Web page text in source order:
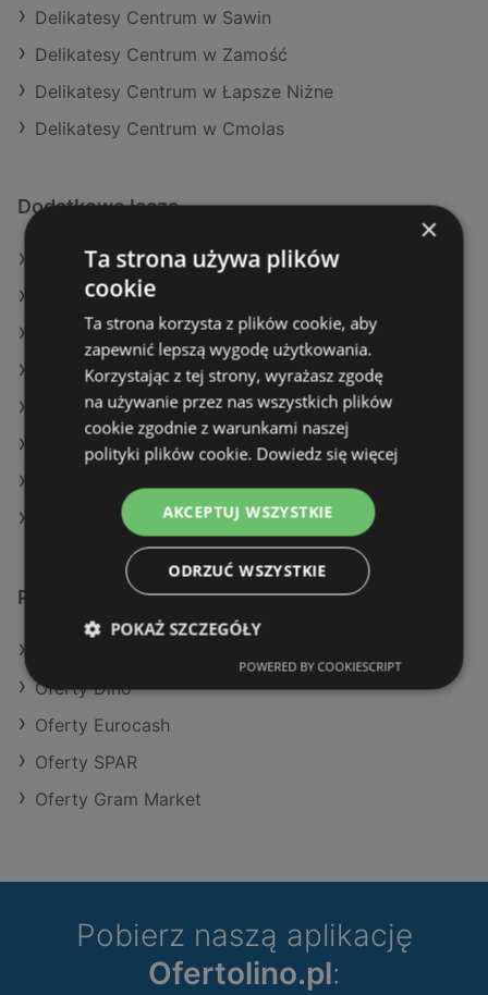
Delikatesy Centrum w Sawin
Delikatesy Centrum w Zamość
Delikatesy Centrum w Łapsze Niżne
Delikatesy Centrum w Cmolas
Dodatkowe łącza
Oferty Delikatesy Centrum
Oferty Biedronka
Oferty Carrefour
Aktualne gazetki Netto
Aktualne gazetki Stokrotka
Aktualne gazetki Gram Market
Aktualne gazetki Action
Aktualne gazetki Dino
Podobne sklepy detaliczne
Oferty Dino
Oferty Eurocash
Oferty SPAR
Oferty Gram Market
Pobierz naszą aplikację
Ofertolino.pl:
×
Ta strona używa plików
cookie
Ta strona korzysta z plików cookie, aby
zapewnić lepszą wygodę użytkowania.
Korzystając z tej strony, wyrażasz zgodę
na używanie przez nas wszystkich plików
cookie zgodnie z warunkami naszej
polityki plików cookie. Dowiedz się więcej
AKCEPTUJ WSZYSTKIE
ODRZUĆ WSZYSTKIE
POKAŻ SZCZEGÓŁY
POWERED BY COOKIESCRIPT